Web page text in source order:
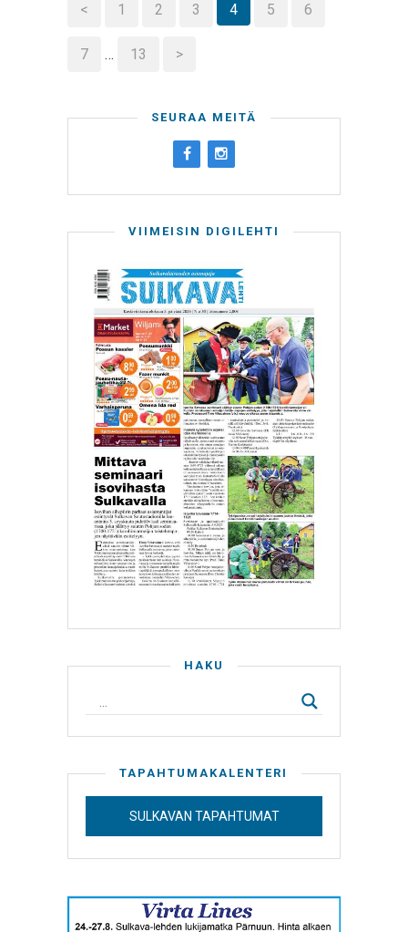
< 1 2 3 4 5 6
7 … 13 >
SEURAA MEITÄ
VIIMEISIN DIGILEHTI
HAKU
TAPAHTUMAKALENTERI
SULKAVAN TAPAHTUMAT